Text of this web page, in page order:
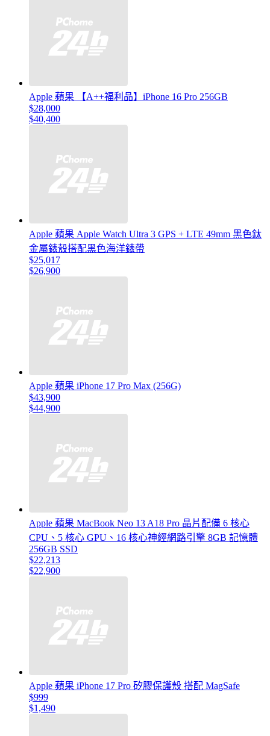
Apple 蘋果 【A++福利品】iPhone 16 Pro 256GB
$28,000
$40,400
Apple 蘋果 Apple Watch Ultra 3 GPS + LTE 49mm 黑色鈦
金屬錶殼搭配黑色海洋錶帶
$25,017
$26,900
Apple 蘋果 iPhone 17 Pro Max (256G)
$43,900
$44,900
Apple 蘋果 MacBook Neo 13 A18 Pro 晶片配備 6 核心
CPU、5 核心 GPU、16 核心神經網路引擎 8GB 記憶體
256GB SSD
$22,213
$22,900
Apple 蘋果 iPhone 17 Pro 矽膠保護殼 搭配 MagSafe
$999
$1,490